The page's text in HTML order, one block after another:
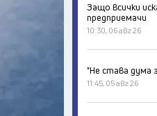
Защо всички
предприемачи
10:30, 06 авг 26
"Не става дума
11:45, 05 авг 26